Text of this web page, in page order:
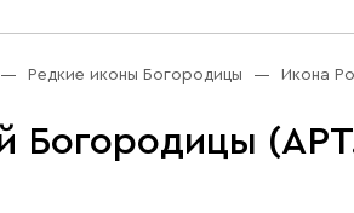
Редкие иконы Богородицы Икона
Богородицы